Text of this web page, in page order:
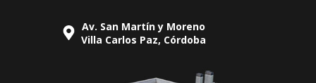
Av. San Martín y Moreno
Villa Carlos Paz, Córdoba